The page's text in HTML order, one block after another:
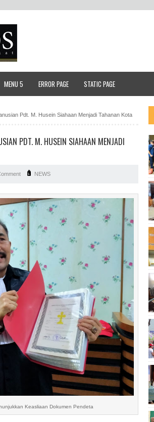
MENU 5 ERROR PAGE STATIC PAGE
Pdt. M. Husein Siahaan Menjadi Tahanan Kota
PDT. M. HUSEIN SIAHAAN MENJADI
NEWS
Keasliaan Dokumen Pendeta